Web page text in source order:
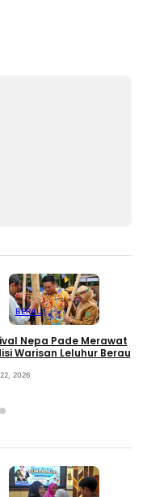
BERAU
Nepa Pade Merawat
Warisan Leluhur Berau
2026